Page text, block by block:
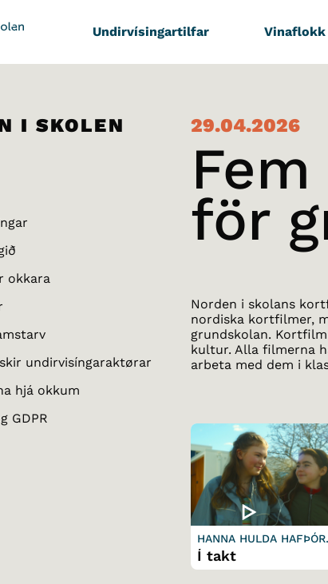
Undirvísingartilfar Vinaflokk
I SKOLEN
okkara
undirvisíngaraktørar
hjá okkum
GDPR
29.04.2026
för
Norden i skolans
nordiska kortfilmer,
grundskolan.
kultur. Alla filmerna
arbeta med dem i
HANNA HULDA
DÓTTIR
Í takt